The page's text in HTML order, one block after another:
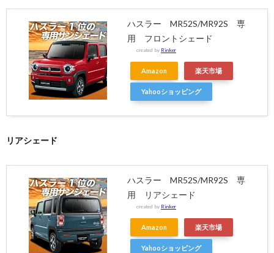
ハスラー MR52S/MR92S 専
用 フロントシェード
created by Rinker
Amazon 楽天市場
Yahooショッピング
リアシェード
ハスラー MR52S/MR92S 専
用 リアシェード
created by Rinker
Amazon 楽天市場
Yahooショッピング